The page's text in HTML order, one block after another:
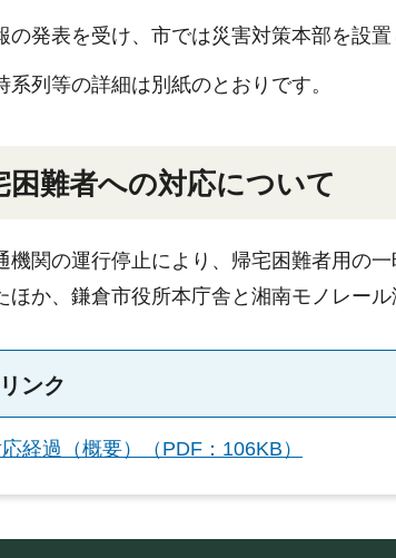
の発表を受け、市では災害対策本部を設置
系列等の詳細は別紙のとおりです。
困難者への対応について
機関の運行停止により、帰宅困難者用の
ほか、鎌倉市役所本庁舎と湘南モノレー
ンク
経過（概要）（PDF：106KB）